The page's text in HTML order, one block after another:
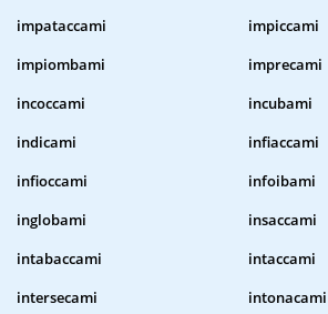
impataccami
impiccami
impiombami
imprecami
incoccami
incubami
indicami
infiaccami
infioccami
infoibami
inglobami
insaccami
intabaccami
intaccami
intersecami
intonacami